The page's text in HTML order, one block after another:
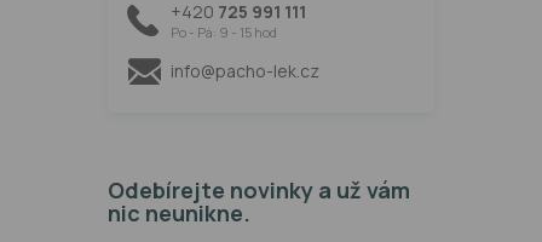
+420 725 991 111
Po - Pá: 9 - 15 hod
info@pacho-lek.cz
Odebírejte novinky a už vám
nic neunikne.